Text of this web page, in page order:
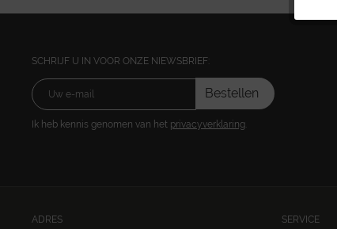
SCHRIJF U IN VOOR ONZE NIEWSBRIEF:
Bestellen
Ik heb kennis genomen van het privacyverklaring
ADRES SERVICE